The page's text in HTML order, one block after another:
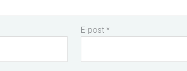
E-post *